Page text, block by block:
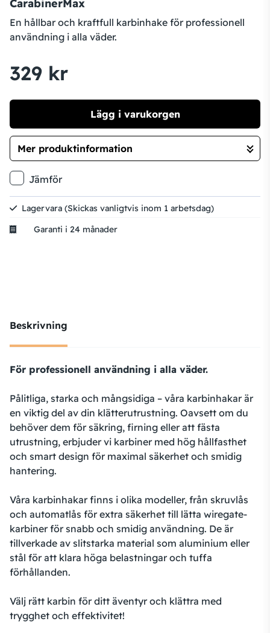
CarabinerMax
En hållbar och kraftfull karbinhake för professionell
användning i alla väder.
329 kr
Lägg i varukorgen
Gå till kassan
Mer produktinformation
Jämför
Lagervara (Skickas vanligtvis inom 1 arbetsdag)
Garanti i 24 månader
Beskrivning
För professionell användning i alla väder.
Pålitliga, starka och mångsidiga – våra karbinhakar är
en viktig del av din klätterutrustning. Oavsett om du
behöver dem för säkring, firning eller att fästa
utrustning, erbjuder vi karbiner med hög hållfasthet
och smart design för maximal säkerhet och smidig
hantering.
Våra karbinhakar finns i olika modeller, från skruvlås
och automatlås för extra säkerhet till lätta wiregate-
karbiner för snabb och smidig användning. De är
tillverkade av slitstarka material som aluminium eller
stål för att klara höga belastningar och tuffa
förhållanden.
Välj rätt karbin för ditt äventyr och klättra med
trygghet och effektivitet!